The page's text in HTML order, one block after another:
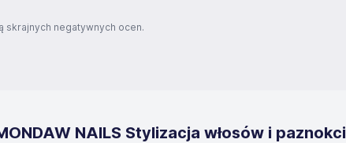
skrajnych negatywnych ocen.
NAILS Stylizacja włosów i paznokci